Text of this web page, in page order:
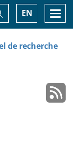
EN
de recherche